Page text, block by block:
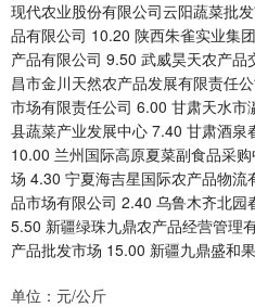
现代农业股份有限公司云阳蔬菜批
品有限公司 10.20 陕西朱雀实业集
产品有限公司 9.50 武威昊天农产
昌市金川天然农产品发展有限责任
市场有限责任公司 6.00 甘肃天水
县蔬菜产业发展中心 7.40 甘肃酒泉
10.00 兰州国际高原夏菜副食品采
场 4.30 宁夏海吉星国际农产品物
品市场有限公司 2.40 乌鲁木齐北园
5.50 新疆绿珠九鼎农产品经营管理
产品批发市场 15.00 新疆九鼎盛和
单位：元/公斤